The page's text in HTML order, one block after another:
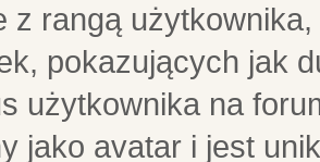
z rangą
pokazujących jak
użytkownika na
jako avatar i jest